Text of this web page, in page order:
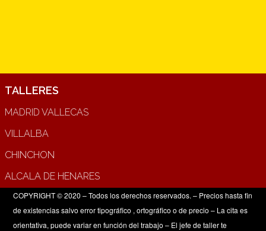
TALLERES
MADRID VALLECAS
VILLALBA
CHINCHON
ALCALA DE HENARES
COPYRIGHT © 2020 – Todos los derechos reservados. – Precios hasta fin
de existencias salvo error tipográfico , ortográfico o de precio – La cita es
orientativa, puede variar en función del trabajo – El jefe de taller te